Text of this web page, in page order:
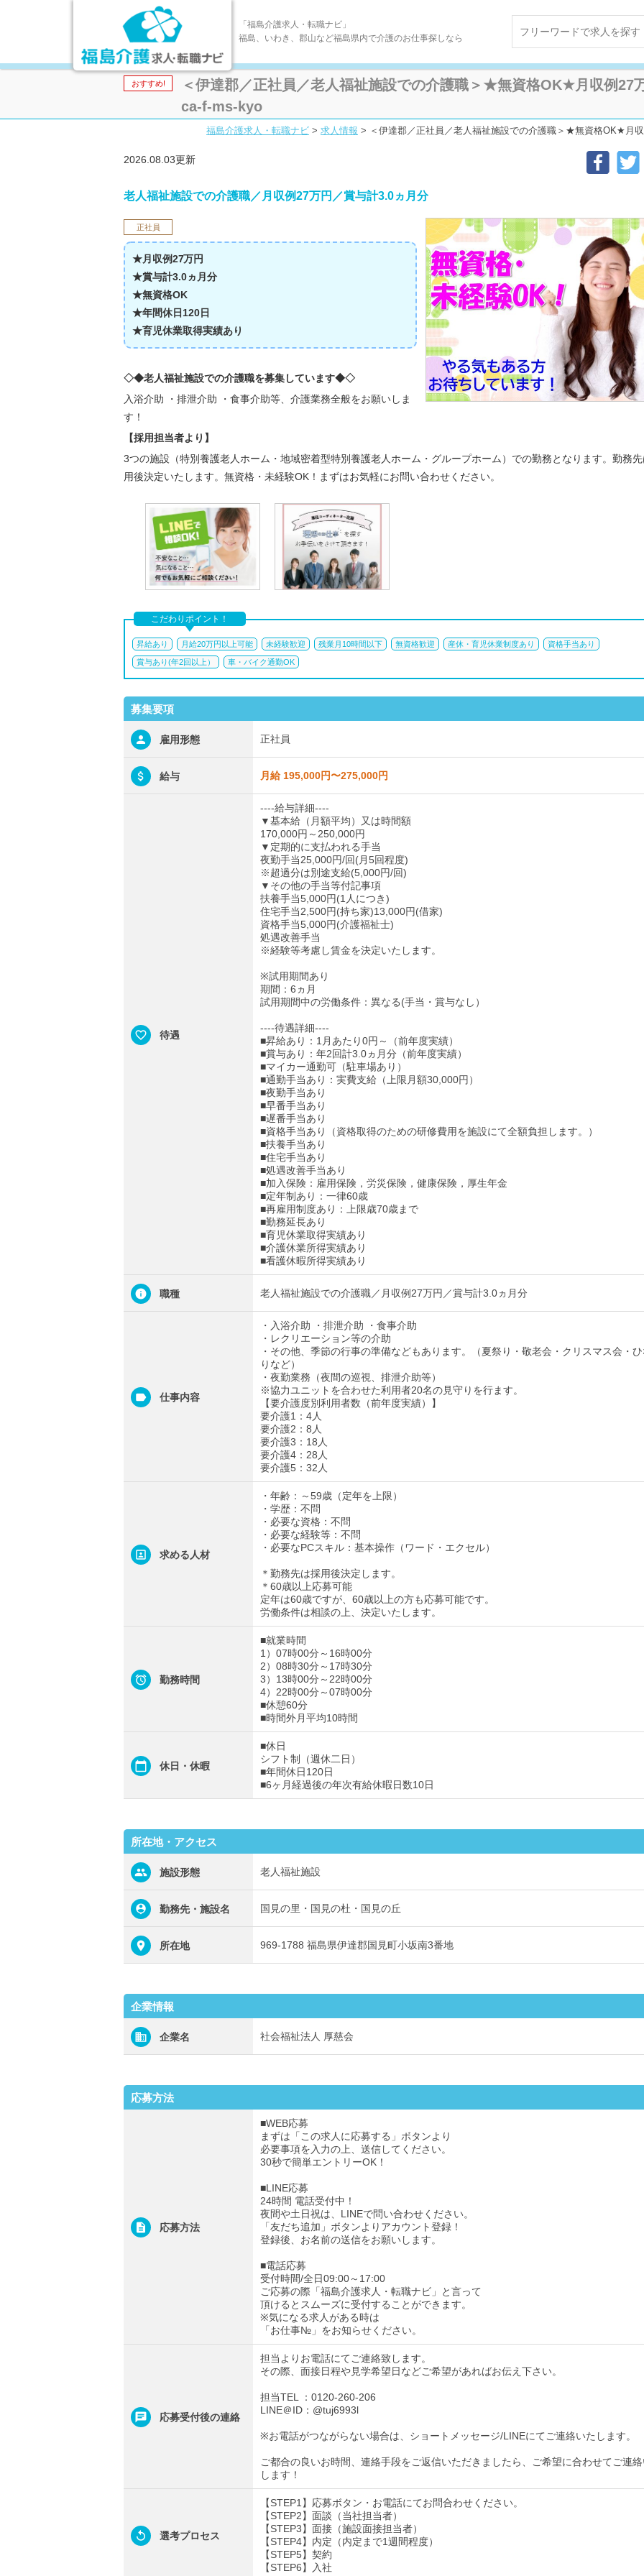
「福島介護求人・転職ナビ」
福島、いわき、郡山など福島県内で介護のお仕事探しなら
おすすめ!
＜伊達郡／正社員／老人福祉施設での介護職＞★無資格OK★月収例
ca-f-ms-kyo
福島介護求人・転職ナビ > 求人情報 > ＜伊達郡／正社員／老人福祉施設での介護職＞★無資格OK★月
2026.08.03更新
老人福祉施設での介護職／月収例27万円／賞与計3.0ヵ月分
正社員
★月収例27万円
★賞与計3.0ヵ月分
★無資格OK
★年間休日120日
★育児休業取得実績あり
◇◆老人福祉施設での介護職を募集しています◆◇
入浴介助 ・排泄介助 ・食事介助等、介護業務全般をお願いしま
す！
【採用担当者より】
3つの施設（特別養護老人ホーム・地域密着型特別養護老人ホーム・グループホーム）での勤務となります。勤務
用後決定いたします。無資格・未経験OK！まずはお気軽にお問い合わせください。
こだわりポイント！
昇給あり 月給20万円以上可能 未経験歓迎 残業月10時間以下 無資格歓迎 産休・育児休業制度あり 資格手当あり
賞与あり(年2回以上） 車・バイク通勤OK
募集要項
雇用形態 正社員
給与 月給 195,000円〜275,000円
待遇
----給与詳細----
▼基本給（月額平均）又は時間額
170,000円～250,000円
▼定期的に支払われる手当
夜勤手当25,000円/回(月5回程度)
※超過分は別途支給(5,000円/回)
▼その他の手当等付記事項
扶養手当5,000円(1人につき)
住宅手当2,500円(持ち家)13,000円(借家)
資格手当5,000円(介護福祉士)
処遇改善手当
※経験等考慮し賃金を決定いたします。
※試用期間あり
期間：6ヵ月
試用期間中の労働条件：異なる(手当・賞与なし）
----待遇詳細----
■昇給あり：1月あたり0円～（前年度実績）
■賞与あり：年2回計3.0ヵ月分（前年度実績）
■マイカー通勤可（駐車場あり）
■通勤手当あり：実費支給（上限月額30,000円）
■夜勤手当あり
■早番手当あり
■遅番手当あり
■資格手当あり（資格取得のための研修費用を施設にて全額負担します。）
■扶養手当あり
■住宅手当あり
■処遇改善手当あり
■加入保険：雇用保険，労災保険，健康保険，厚生年金
■定年制あり：一律60歳
■再雇用制度あり：上限歳70歳まで
■勤務延長あり
■育児休業取得実績あり
■介護休業所得実績あり
■看護休暇所得実績あり
職種 老人福祉施設での介護職／月収例27万円／賞与計3.0ヵ月分
仕事内容
・入浴介助 ・排泄介助 ・食事介助
・レクリエーション等の介助
・その他、季節の行事の準備などもあります。（夏祭り・敬老会・クリスマス会・
りなど）
・夜勤業務（夜間の巡視、排泄介助等）
※協力ユニットを合わせた利用者20名の見守りを行ます。
【要介護度別利用者数（前年度実績）】
要介護1：4人
要介護2：8人
要介護3：18人
要介護4：28人
要介護5：32人
求める人材
・年齢：～59歳（定年を上限）
・学歴：不問
・必要な資格：不問
・必要な経験等：不問
・必要なPCスキル：基本操作（ワード・エクセル）
＊勤務先は採用後決定します。
＊60歳以上応募可能
定年は60歳ですが、60歳以上の方も応募可能です。
労働条件は相談の上、決定いたします。
勤務時間
■就業時間
1）07時00分～16時00分
2）08時30分～17時30分
3）13時00分～22時00分
4）22時00分～07時00分
■休憩60分
■時間外月平均10時間
休日・休暇
■休日
シフト制（週休二日）
■年間休日120日
■6ヶ月経過後の年次有給休暇日数10日
所在地・アクセス
施設形態 老人福祉施設
勤務先・施設名 国見の里・国見の杜・国見の丘
所在地 969-1788 福島県伊達郡国見町小坂南3番地
企業情報
企業名 社会福祉法人 厚慈会
応募方法
応募方法
■WEB応募
まずは「この求人に応募する」ボタンより
必要事項を入力の上、送信してください。
30秒で簡単エントリーOK！
■LINE応募
24時間 電話受付中！
夜間や土日祝は、LINEで問い合わせください。
「友だち追加」ボタンよりアカウント登録！
登録後、お名前の送信をお願いします。
■電話応募
受付時間/全日09:00～17:00
ご応募の際「福島介護求人・転職ナビ」と言って
頂けるとスムーズに受付することができます。
※気になる求人がある時は
「お仕事№」をお知らせください。
応募受付後の連絡
担当よりお電話にてご連絡致します。
その際、面接日程や見学希望日などご希望があればお伝え下さい。
担当TEL ：0120-260-206
LINE＠ID：@tuj6993l
※お電話がつながらない場合は、ショートメッセージ/LINEにてご連絡いたします。
ご都合の良いお時間、連絡手段をご返信いただきましたら、ご希望に合わせてご連
します！
選考プロセス
【STEP1】応募ボタン・お電話にてお問合わせください。
【STEP2】面談（当社担当者）
【STEP3】面接（施設面接担当者）
【STEP4】内定（内定まで1週間程度）
【STEP5】契約
【STEP6】入社